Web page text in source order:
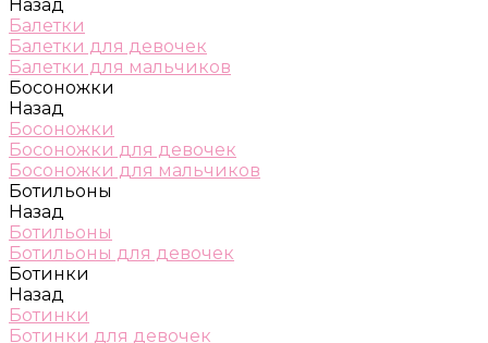
Назад
Балетки
Балетки для девочек
Балетки для мальчиков
Босоножки
Назад
Босоножки
Босоножки для девочек
Босоножки для мальчиков
Ботильоны
Назад
Ботильоны
Ботильоны для девочек
Ботинки
Назад
Ботинки
Ботинки для девочек